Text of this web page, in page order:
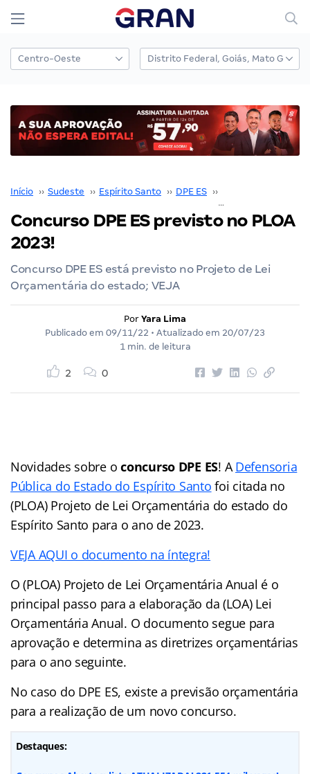
Início ›› Sudeste ›› Espírito Santo ›› DPE ES ››
Concurso DPE ES previsto no PLOA
2023!
Concurso DPE ES está previsto no Projeto de Lei
Orçamentária do estado; VEJA
Por Yara Lima
Publicado em 09/11/22 • Atualizado em 20/07/23
1 min. de leitura
2 0
Novidades sobre oconcurso DPE ES! ADefensoria
Pública do Estado do Espírito Santo foi citada no
(PLOA) Projeto de Lei Orçamentária do estado do
Espírito Santo para o ano de 2023.
VEJA AQUI o documento na íntegra!
O (PLOA) Projeto de Lei Orçamentária Anual é o
principal passo para a elaboração da (LOA) Lei
Orçamentária Anual. O documento segue para
aprovação e determina as diretrizes orçamentárias
para o ano seguinte.
No caso do DPE ES, existe a previsão orçamentária
para a realização de um novo concurso.
Destaques: